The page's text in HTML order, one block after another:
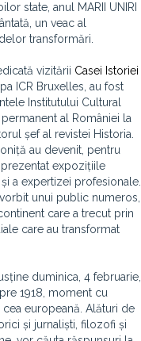
state, anul MARII UNIRI
un veac al
transformări.
vizitării Casei Istoriei
ICR Bruxelles, au fost
Institutului Cultural
al României la
șef al revistei Historia.
au devenit, pentru
expozițiile
a expertizei profesionale.
unui public numeros,
care a trecut prin
care au transformat
duminica, 4 februarie,
1918, moment cu
europeană. Alături de
și jurnaliști, filozofi și